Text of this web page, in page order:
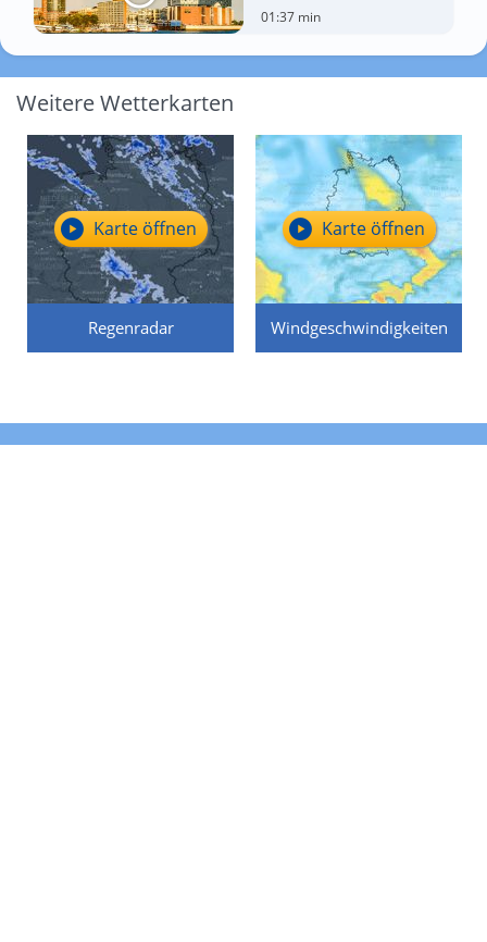
01:37 min
Weitere Wetterkarten
Regenradar
Karte öffnen
Windgeschwindigkeiten
Karte öffnen